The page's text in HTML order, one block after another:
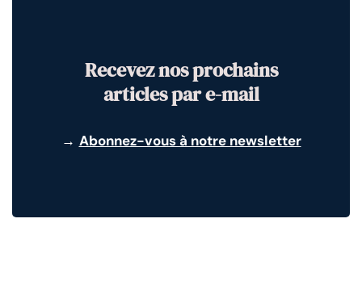
Recevez nos prochains
articles par e-mail
→ Abonnez-vous à notre newsletter